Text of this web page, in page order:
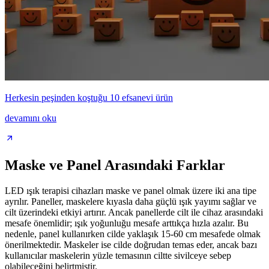
Herkesin peşinden koştuğu 10 efsanevi ürün
devamını oku
Maske ve Panel Arasındaki Farklar
LED ışık terapisi cihazları maske ve panel olmak üzere iki ana tipe
ayrılır. Paneller, maskelere kıyasla daha güçlü ışık yayımı sağlar ve
cilt üzerindeki etkiyi artırır. Ancak panellerde cilt ile cihaz arasındaki
mesafe önemlidir; ışık yoğunluğu mesafe arttıkça hızla azalır. Bu
nedenle, panel kullanırken cilde yaklaşık 15-60 cm mesafede olmak
önerilmektedir. Maskeler ise cilde doğrudan temas eder, ancak bazı
kullanıcılar maskelerin yüzle temasının ciltte sivilceye sebep
olabileceğini belirtmiştir.